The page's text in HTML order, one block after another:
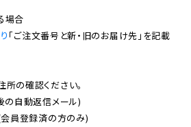
「ご注文番号と新・旧のお届け先」を記載
の確認ください。
の自動返信メール)
員登録済の方のみ)